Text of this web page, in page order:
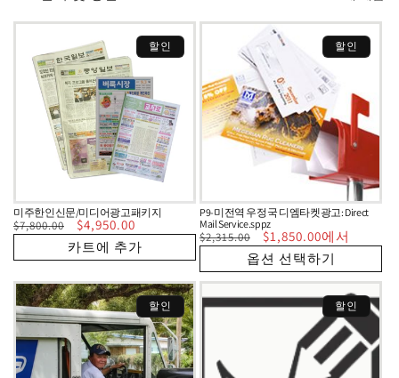
:
할인
미주한인신문/미디어광고패키지
정
가
$7,800.00 할
인
가
$4,950.00
카트에 추가
할인
P9-미전역 우정국 디엠타켓광고: Direct
Mail Service.sppz
정
가
$2,315.00 할
인
가
$1,850.00에서
옵션 선택하기
할인 할인